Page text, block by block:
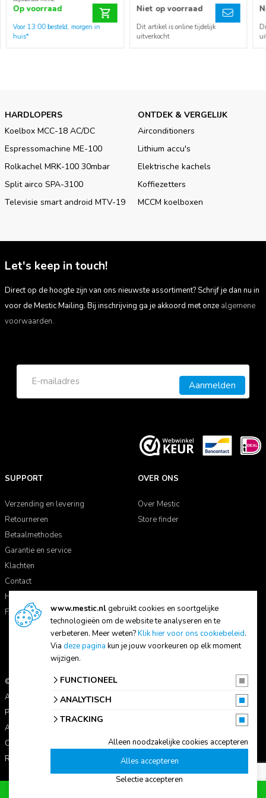
Op voorraad
Voor 13:00 besteld, morgen in
huis*
Niet op voorraad
Dit artikel is online tijdelijk
uitverkocht
HARDLOPERS
Koelbox MCC-18 AC/DC
Espressomachine ME-100
Rolkachel MRK-100 30mbar
Split airco SPA-3100
Televisie smart android MTV-19
ONTDEK & VERGELIJK
Airconditioners
Lithium accu's
Elektrische kachels
Koffiezetters
MCCM koelboxen
Let's keep in touch!
Direct op de hoogte zijn van ons nieuwste assortiment? Schrijf je dan nu in
voor de Mestic Mailing. Bij inschrijving ga je akkoord met onze algemene
voorwaarden.
Aanmelden
SUPPORT
Verzending en levering
Retourneren
Betaalmethodes
Garantie en service
Klachten
Contact
Handleidingen
FAQ
OVER ONS
Over Mestic
Store finder
© 2026 Mestic
Alle prijzen zijn inclusief btw.
Privacyverklaring
Algemene voorwaarden
Cookie-instellingen
Reviewbeleid
www.mestic.nlgebruikt cookies en soortgelijke
technologieën om de website te analyseren en te
verbeteren. Meer weten?Klik hier voor ons cookiebeleid.
Via deze pagina kun je jouw voorkeuren op elk moment
wijzigen.
FUNCTIONEEL
ANALYTISCH
TRACKING
Selectie accepteren
Alles accepteren
Alleen noodzakelijke cookies accepteren